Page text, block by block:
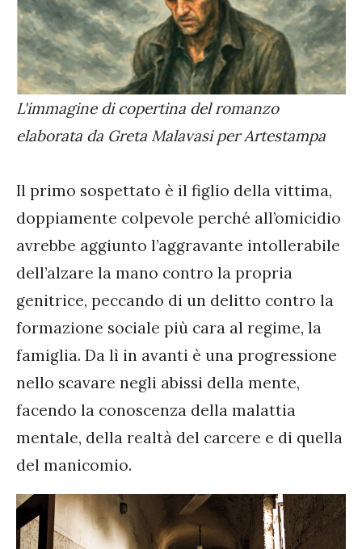
L'immagine di copertina del romanzo
elaborata da Greta Malavasi per Artestampa
Il primo sospettato è il figlio della vittima,
doppiamente colpevole perché all’omicidio
avrebbe aggiunto l’aggravante intollerabile
dell’alzare la mano contro la propria
genitrice, peccando di un delitto contro la
formazione sociale più cara al regime, la
famiglia. Da lì in avanti è una progressione
nello scavare negli abissi della mente,
facendo la conoscenza della malattia
mentale, della realtà del carcere e di quella
del manicomio.